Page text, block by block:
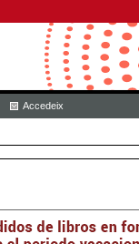
Accedeix